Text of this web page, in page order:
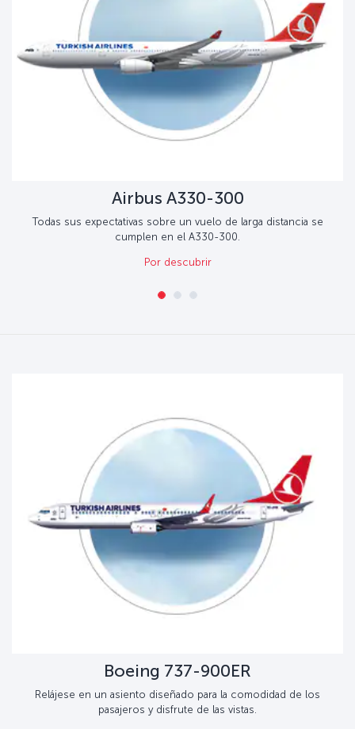
Airbus A330-300
Todas sus expectativas sobre un vuelo de larga distancia se
cumplen en el A330-300.
Por descubrir
Boeing 737-900ER
Relájese en un asiento diseñado para la comodidad de los
pasajeros y disfrute de las vistas.